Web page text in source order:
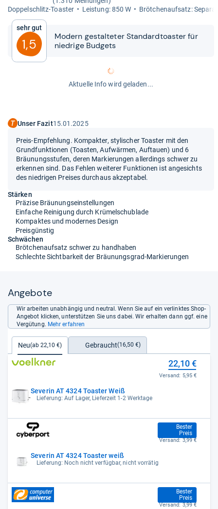
Dop­pel­schlitz-​Toas­ter
Leis­tung: 850 W Bröt­chen­auf­satz: Sepa­rat
Sehr gut
1,5
Modern gestal­te­ter Stan­dard­toas­ter für
nied­rige Bud­gets
Aktuelle Info wird geladen...
Unser Fazit15.01.2025
Preis-Empfehlung. Kompakter, stylischer Toaster mit den
Grundfunktionen (Toasten, Aufwärmen, Auftauen) und 6
Bräunungsstufen, deren Markierungen allerdings schwer zu
erkennen sind. Das Fehlen weiterer Funktionen ist angesichts
des niedrigen Preises durchaus akzeptabel.
Stärken
Präzise Bräunungseinstellungen
Einfache Reinigung durch Krümelschublade
Kompaktes und modernes Design
Preisgünstig
Schwächen
Brötchenaufsatz schwer zu handhaben
Schlechte Sichtbarkeit der Bräunungsgrad-Markierungen
Angebote
Wir arbeiten unabhängig und neutral. Wenn Sie auf ein verlinktes Shop-
Angebot klicken, unterstützen Sie uns dabei. Wir erhalten dann ggf. eine
Vergütung. Mehr erfahren
Neu(ab 22,10 €) Gebraucht(16,50 €)
Severin AT 4324 Toaster Weiß
Lieferung: Auf Lager, Lieferzeit 1-2 Werktage
22,10 €
Versand: 5,95 €
Severin AT 4324 Toaster weiß
Lieferung: Noch nicht verfügbar, nicht vorrätig
Bester
Preis
22,10 €
Versand: 3,99 €
Bester
Preis
22,10 €
Versand: 3,99 €